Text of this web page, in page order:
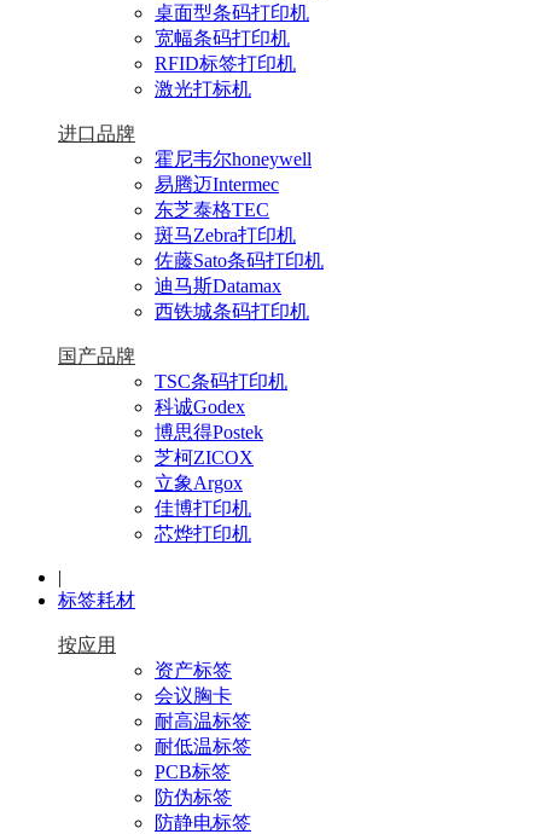
桌面型条码打印机
宽幅条码打印机
RFID标签打印机
激光打标机
进口品牌
霍尼韦尔honeywell
易腾迈Intermec
东芝泰格TEC
斑马Zebra打印机
佐藤Sato条码打印机
迪马斯Datamax
西铁城条码打印机
国产品牌
TSC条码打印机
科诚Godex
博思得Postek
芝柯ZICOX
立象Argox
佳博打印机
芯烨打印机
|
标签耗材
按应用
资产标签
会议胸卡
耐高温标签
耐低温标签
PCB标签
防伪标签
防静电标签